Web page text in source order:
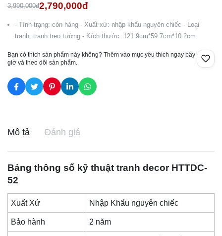
3,990,000đ2,790,000đ
- Tình trạng: còn hàng - Xuất xứ: nhập khẩu nguyên chiếc - Loại
tranh: tranh treo tường - Kích thước: 121.9cm*59.7cm*10.2cm
Bạn có thích sản phẩm này không? Thêm vào mục yêu thích ngay bây
giờ và theo dõi sản phẩm.
Mô tả Đánh giá
Bảng thông số kỹ thuật tranh decorHTTDC-
52
Xuất Xứ Nhập Khẩu nguyên chiếc
Bảo hành 2 năm